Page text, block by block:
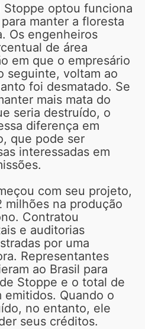
Stoppe optou funciona
manter a floresta
Os engenheiros
de área
em que o empresário
seguinte, voltam ao
foi desmatado. Se
mais mata do
seria destruído, o
diferença em
que pode ser
interessadas em
com seu projeto,
milhões na produção
Contratou
e auditorias
por uma
Representantes
ao Brasil para
Stoppe e o total de
emitidos. Quando o
no entanto, ele
seus créditos.